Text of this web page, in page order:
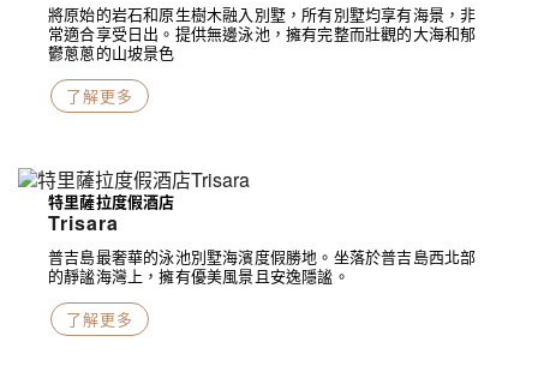
將原始的岩石和原生樹木融入別墅，所有別墅均享有海景，非
常適合享受日出。提供無邊泳池，擁有完整而壯觀的大海和郁
鬱蔥蔥的山坡景色
了解更多
特里薩拉度假酒店
Trisara
普吉島最奢華的泳池別墅海濱度假勝地。坐落於普吉島西北部
的靜謐海灣上，擁有優美風景且安逸隱謐。
了解更多